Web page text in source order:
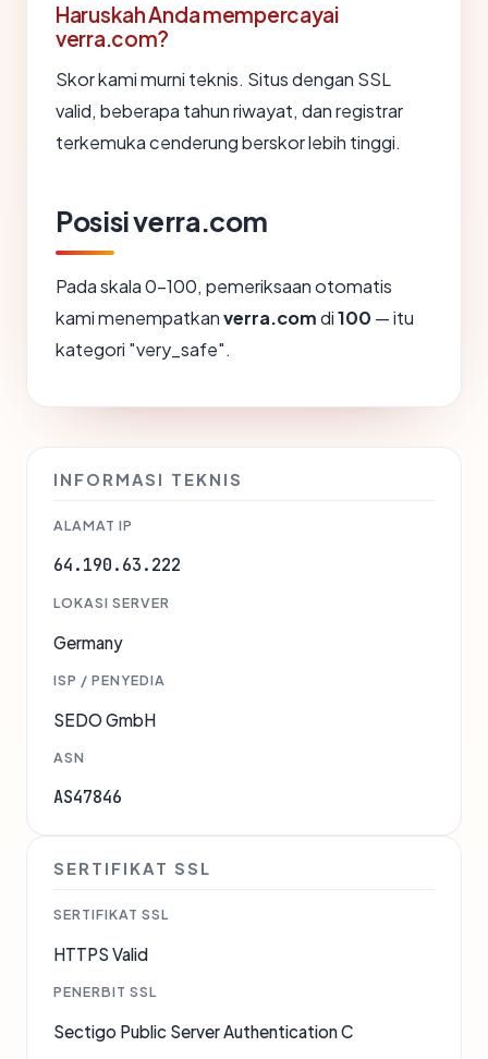
Haruskah Anda mempercayai
verra.com?
Skor kami murni teknis. Situs dengan SSL
valid, beberapa tahun riwayat, dan registrar
terkemuka cenderung berskor lebih tinggi.
Posisi verra.com
Pada skala 0-100, pemeriksaan otomatis
kami menempatkanverra.comdi100 — itu
kategori "very_safe".
INFORMASI TEKNIS
ALAMAT IP
64.190.63.222
LOKASI SERVER
Germany
ISP / PENYEDIA
SEDO GmbH
ASN
AS47846
SERTIFIKAT SSL
SERTIFIKAT SSL
HTTPS Valid
PENERBIT SSL
Sectigo Public Server Authentication C